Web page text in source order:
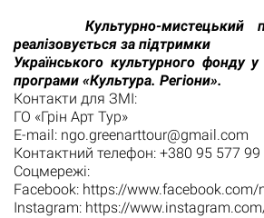
Культурно-мистецький
реалізовується за підтримки
Українського культурного фонду
програми «Культура. Регіони».
Контакти для ЗМІ:
ГО «Грін Арт Тур»
E-mail: ngo.greenarttour@gmail.com
Контактний телефон: +380 95 577 99
Соцмережі:
Facebook: https://
Instagram: https://